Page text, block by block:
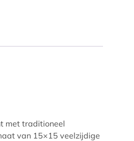
met traditioneel
van 15×15 veelzijdige